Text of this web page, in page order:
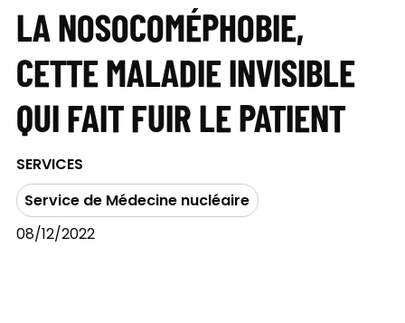
LA NOSOCOMÉPHOBIE,
CETTE MALADIE INVISIBLE
QUI FAIT FUIR LE PATIENT
SERVICES
Service de Médecine nucléaire
08/12/2022